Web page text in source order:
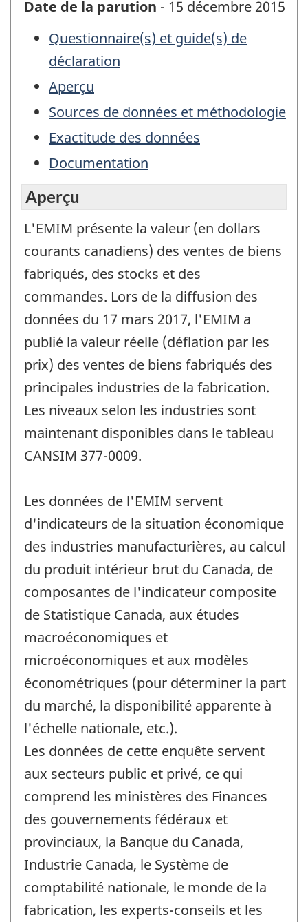
Date de la parution - 15 décembre 2015
Questionnaire(s) et guide(s) de
déclaration
Aperçu
Sources de données et méthodologie
Exactitude des données
Documentation
Aperçu
L'EMIM présente la valeur (en dollars
courants canadiens) des ventes de biens
fabriqués, des stocks et des
commandes. Lors de la diffusion des
données du 17 mars 2017, l'EMIM a
publié la valeur réelle (déflation par les
prix) des ventes de biens fabriqués des
principales industries de la fabrication.
Les niveaux selon les industries sont
maintenant disponibles dans le tableau
CANSIM 377-0009.
Les données de l'EMIM servent
d'indicateurs de la situation économique
des industries manufacturières, au calcul
du produit intérieur brut du Canada, de
composantes de l'indicateur composite
de Statistique Canada, aux études
macroéconomiques et
microéconomiques et aux modèles
économétriques (pour déterminer la part
du marché, la disponibilité apparente à
l'échelle nationale, etc.).
Les données de cette enquête servent
aux secteurs public et privé, ce qui
comprend les ministères des Finances
des gouvernements fédéraux et
provinciaux, la Banque du Canada,
Industrie Canada, le Système de
comptabilité nationale, le monde de la
fabrication, les experts-conseils et les